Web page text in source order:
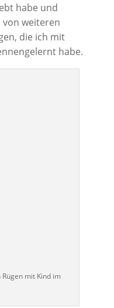
habe und
weiteren
die ich mit
habe.
mit Kind im